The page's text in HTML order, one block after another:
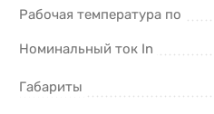
Рабочая температура по
Номинальный ток In
Габариты